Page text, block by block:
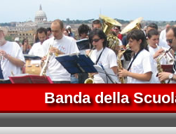
Banda della